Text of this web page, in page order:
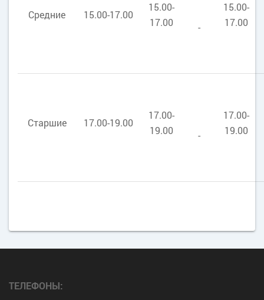
Средние 15.00-17.00
15.00-
17.00
-
15.00-
17.00
Старшие 17.00-19.00
17.00-
19.00
-
17.00-
19.00
ТЕЛЕФОНЫ: